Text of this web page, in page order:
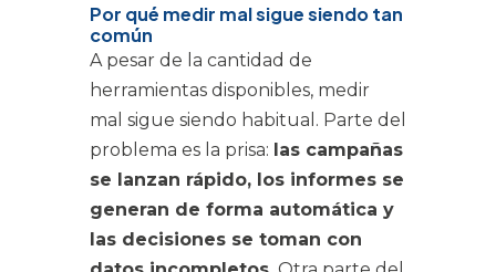
Por qué medir mal sigue siendo tan
común
A pesar de la cantidad de
herramientas disponibles, medir
mal sigue siendo habitual. Parte del
problema es la prisa: las campañas
se lanzan rápido, los informes se
generan de forma automática y
las decisiones se toman con